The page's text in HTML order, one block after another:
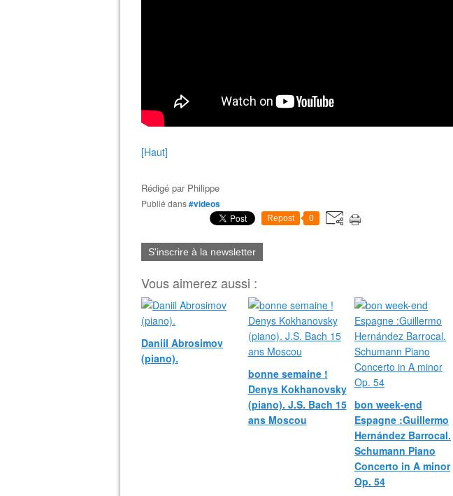
[Haut]
Rédigé par Philippe
Publié dans#videos
Repost 0
S'inscrire à la newsletter
Vous aimerez aussi :
Daniil Abrosimov
(piano).
bonne semaine !
Denys Kokhanovsky
(piano). J.S. Bach 15
ans Moscou
bon week-end
Espagne :Guillermo
Hernández Barrocal.
Schumann Piano
Concerto in A minor
Op. 54